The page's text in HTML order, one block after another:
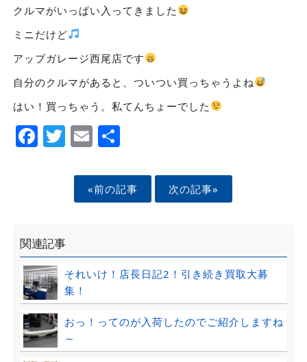
クルマがいっぱい入ってきました
ミニだけど
アップガレージ西尾店です
自分のクルマがあると、ついつい買っちゃうよね
はい！買っちゃう。私てんちょーでした
Facebook
Twitter
EmailShare
«前の記事 次の記事»
関連記事
それいけ！店長日記2！引き続き買取大募
集！
おっ！ってのが入荷したのでご紹介しますね
～